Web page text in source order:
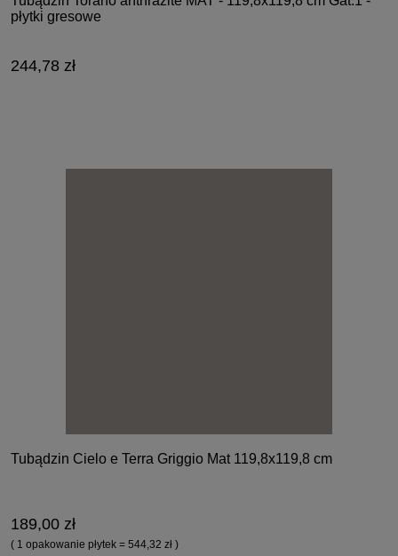
płytki gresowe
244,78 zł
Tubądzin Cielo e Terra Griggio Mat 119,8x119,8 cm
189,00 zł
( 1 opakowanie płytek = 544,32 zł )